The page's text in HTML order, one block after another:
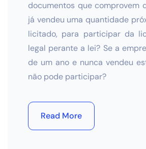
documentos que comprovem
já vendeu uma quantidade
licitado, para participar da
legal perante a lei? Se a
de um ano e nunca vendeu
não pode participar?
Read More